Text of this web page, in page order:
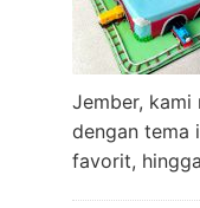
Jember, kami
dengan tema
favorit,